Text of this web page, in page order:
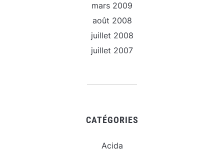
mars 2009
août 2008
juillet 2008
juillet 2007
CATÉGORIES
Acida